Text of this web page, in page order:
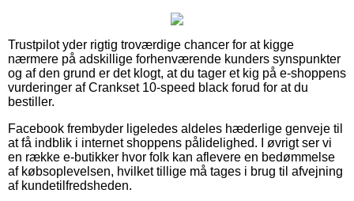
Trustpilot yder rigtig troværdige chancer for at kigge
nærmere på adskillige forhenværende kunders synspunkter
og af den grund er det klogt, at du tager et kig på e-shoppens
vurderinger af Crankset 10-speed black forud for at du
bestiller.
Facebook frembyder ligeledes aldeles hæderlige genveje til
at få indblik i internet shoppens pålidelighed. I øvrigt ser vi
en række e-butikker hvor folk kan aflevere en bedømmelse
af købsoplevelsen, hvilket tillige må tages i brug til afvejning
af kundetilfredsheden.